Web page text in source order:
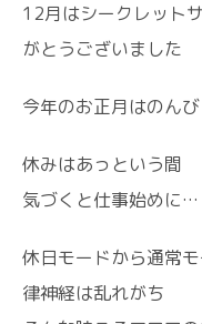
12月はシークレット
がとうございました
今年のお正月はのん
休みはあっという間
気づくと仕事始めに…
休日モードから通常
律神経は乱れがち